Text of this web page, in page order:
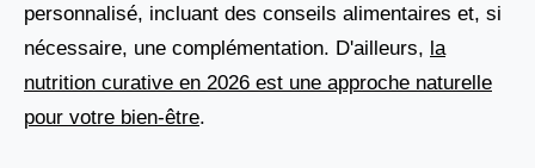
personnalisé, incluant des conseils alimentaires et, si
nécessaire, une complémentation. D'ailleurs, la
nutrition curative en 2026 est une approche naturelle
pour votre bien-être.